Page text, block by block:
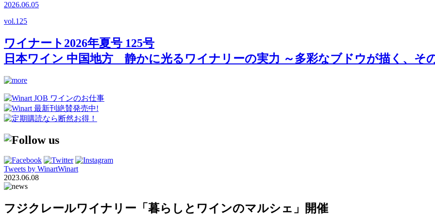
2026.06.05
vol.125
ワイナート2026年夏号 125号
日本ワイン 中国地方 静かに光るワイナリーの実力 ～多彩なブドウが描く、そ
Tweets by WinartWinart
2023.06.08
フジクレールワイナリー「暮らしとワインのマルシェ」開催